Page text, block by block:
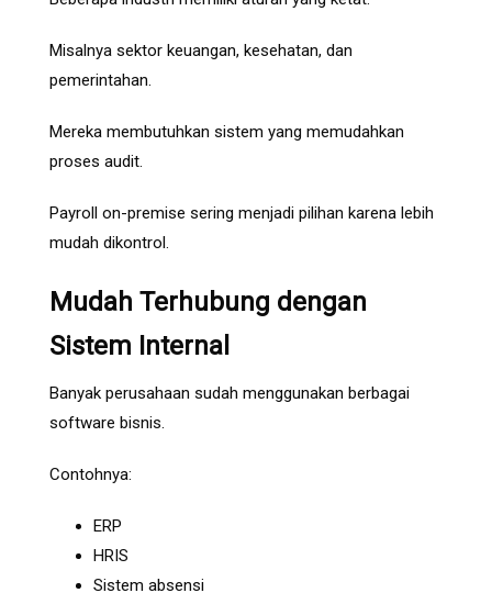
Misalnya sektor keuangan, kesehatan, dan
pemerintahan.
Mereka membutuhkan sistem yang memudahkan
proses audit.
Payroll on-premise sering menjadi pilihan karena lebih
mudah dikontrol.
Mudah Terhubung dengan
Sistem Internal
Banyak perusahaan sudah menggunakan berbagai
software bisnis.
Contohnya:
ERP
HRIS
Sistem absensi